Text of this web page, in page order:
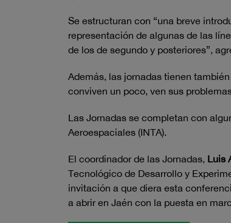
Se estructuran con “una breve
representación de algunas de las
de los de segundo y posteriores”,
Además, las jornadas tienen
conviven un poco, ven sus
Las Jornadas se completan con
Aeroespaciales (INTA).
El coordinador de las Jornadas, Luis
Tecnológico de Desarrollo y
invitación a que diera esta
a abrir en Jaén con la puesta en